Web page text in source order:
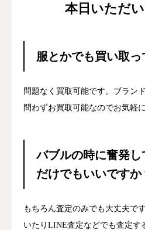
本日いただ
服とかでも買い取っ
問題なく買取可能です。ブラン
問わずお買取可能なのでお気軽
バブルの時に奮発
だけでもいいですか
もちろん査定のみでも大丈夫で
いたりLINE査定などでも査定す